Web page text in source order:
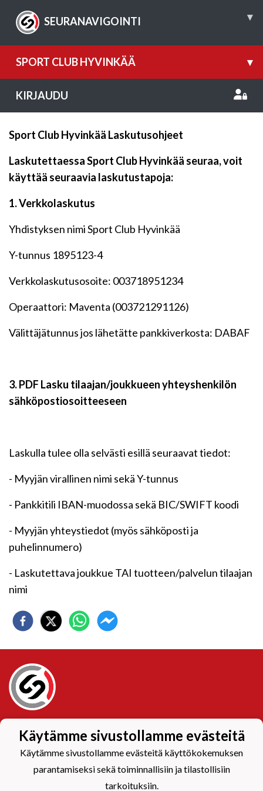
SEURANAVIGOINTI ▾
SPORT CLUB HYVINKÄÄ ▾
KIRJAUDU
Sport Club Hyvinkää Laskutusohjeet
Laskutettaessa Sport Club Hyvinkää seuraa, voit
käyttää seuraavia laskutustapoja:
1. Verkkolaskutus
Yhdistyksen nimi Sport Club Hyvinkää
Y-tunnus 1895123-4
Verkkolaskutusosoite: 003718951234
Operaattori: Maventa (003721291126)
Välittäjätunnus jos lähetätte pankkiverkosta: DABAF
3. PDF Lasku tilaajan/joukkueen yhteyshenkilön
sähköpostiosoitteeseen
Laskulla tulee olla selvästi esillä seuraavat tiedot:
- Myyjän virallinen nimi sekä Y-tunnus
- Pankkitili IBAN-muodossa sekä BIC/SWIFT koodi
- Myyjän yhteystiedot (myös sähköposti ja
puhelinnumero)
- Laskutettava joukkue TAI tuotteen/palvelun tilaajan
nimi
Tietosuojaseloste
Käytämme sivustollamme evästeitä
Käytämme sivustollamme evästeitä käyttökokemuksen
parantamiseksi sekä toiminnallisiin ja tilastollisiin
tarkoituksiin.